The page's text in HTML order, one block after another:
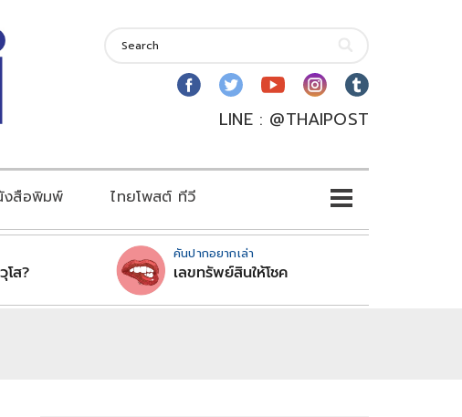
LINE : @THAIPOST
งสือพิมพ์ ไทยโพสต์ ทีวี
ส?
คันปากอยากเล่า
เลขทรัพย์สินให้โชค